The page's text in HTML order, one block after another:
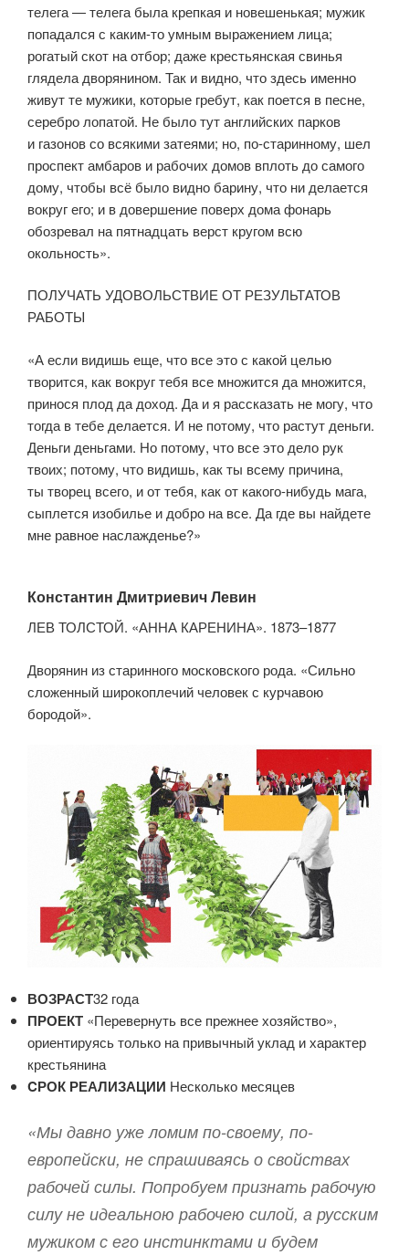
телега — телега была крепкая и новешенькая; мужик
попадался с каким-то умным выражением лица;
рогатый скот на отбор; даже крестьянская свинья
глядела дворянином. Так и видно, что здесь именно
живут те мужики, которые гребут, как поется в песне,
серебро лопатой. Не было тут английских парков
и газонов со всякими затеями; но, по-старинному, шел
проспект амбаров и рабочих домов вплоть до самого
дому, чтобы всё было видно барину, что ни делается
вокруг его; и в довершение поверх дома фонарь
обозревал на пятнадцать верст кругом всю
окольность».
ПОЛУЧАТЬ УДОВОЛЬСТВИЕ ОТ РЕЗУЛЬТАТОВ
РАБОТЫ
«А если видишь еще, что все это с какой целью
творится, как вокруг тебя все множится да множится,
принося плод да доход. Да и я рассказать не могу, что
тогда в тебе делается. И не потому, что растут деньги.
Деньги деньгами. Но потому, что все это дело рук
твоих; потому, что видишь, как ты всему причина,
ты творец всего, и от тебя, как от какого-нибудь мага,
сыплется изобилье и добро на все. Да где вы найдете
мне равное наслажденье?»
Константин Дмитриевич Левин
ЛЕВ ТОЛСТОЙ. «АННА КАРЕНИНА». 1873–1877
Дворянин из старинного московского рода. «Сильно
сложенный широкоплечий человек с курчавою
бородой».
ВОЗРАСТ32 года
ПРОЕКТ «Перевернуть все прежнее хозяйство»,
ориентируясь только на привычный уклад и характер
крестьянина
CРОК РЕАЛИЗАЦИИ Несколько месяцев
«Мы давно уже ломим по-своему, по-
европейски, не спрашиваясь о свойствах
рабочей силы. Попробуем признать рабочую
силу не идеальною рабочею силой, а русским
мужиком с его инстинктами и будем